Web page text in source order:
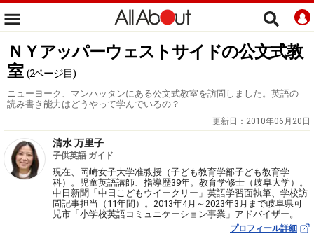
ＮＹアッパーウェストサイドの公文式教
室 (2ページ目)
ニューヨーク、マンハッタンにある公文式教室を訪問しました。英語の
読み書き能力はどうやって学んでいるの？
更新日： 2010年06月20日
清水 万里子
子供英語 ガイド
現在、岡崎女子大学准教授（子ども教育学部子ども教育学
科）。児童英語講師、指導歴39年。教育学修士（岐阜大学）。
中日新聞「中日こどもウイークリー」英語学習面執筆、学校訪
問記事担当（11年間）。2013年4月～2023年3月まで岐阜県可
児市「小学校英語コミュニケーション事業」アドバイザー。
プロフィール詳細